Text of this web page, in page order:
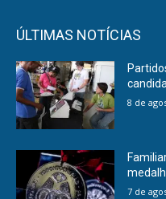
ÚLTIMAS NOTÍCIAS
8 de
7 de